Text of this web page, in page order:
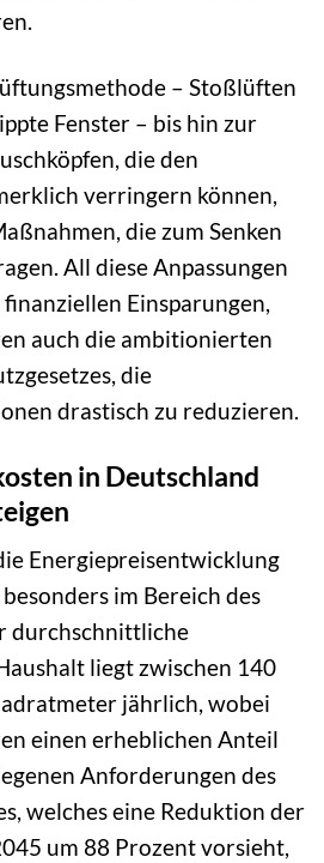
– Stoßlüften
Fenster – bis hin zur
die den
verringern können,
die zum Senken
All diese Anpassungen
Einsparungen,
auch die ambitionierten
die
drastisch zu reduzieren.
in Deutschland
Energiepreisentwicklung
im Bereich des
durchschnittliche
liegt zwischen 140
jährlich, wobei
einen erheblichen Anteil
Anforderungen des
welches eine Reduktion der
um 88 Prozent vorsieht,